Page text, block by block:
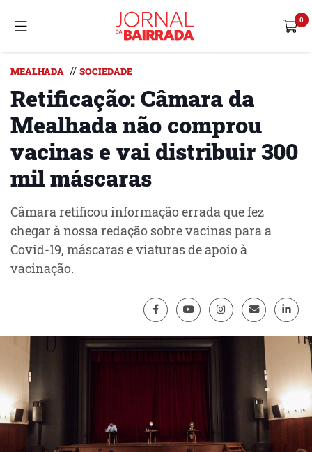
MEALHADA // SOCIEDADE
Retificação: Câmara da
Mealhada não comprou
vacinas e vai distribuir 300
mil máscaras
Câmara retificou informação errada que fez
chegar à nossa redação sobre vacinas para a
Covid-19, máscaras e viaturas de apoio à
vacinação.